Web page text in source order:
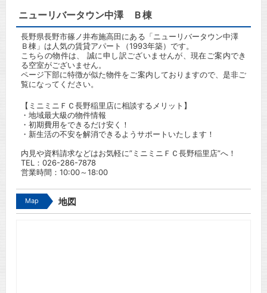
ニューリバータウン中澤 Ｂ棟
長野県長野市篠ノ井布施高田にある「ニューリバータウン中澤
Ｂ棟」は人気の賃貸アパート（1993年築）です。
こちらの物件は、 誠に申し訳ございませんが、現在ご案内でき
る空室がございません。
ページ下部に特徴が似た物件をご案内しておりますので、是非ご
覧になってください。
【ミニミニＦＣ長野稲里店に相談するメリット】
・地域最大級の物件情報
・初期費用をできるだけ安く！
・新生活の不安を解消できるようサポートいたします！
内見や資料請求などはお気軽に”ミニミニＦＣ長野稲里店”へ！
TEL： 026-286-7878
営業時間：10:00～18:00
Map 地図